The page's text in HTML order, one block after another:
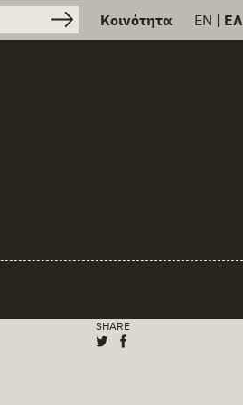
Κοινότητα EN | ΕΛ
SHARE
Share on X
Share on